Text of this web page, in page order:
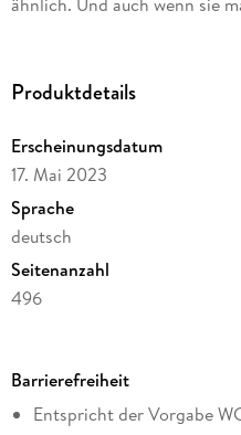
um ihren Sohn Randall
zwischen ihrer Familie und
aufzuleben. Von ihrem Ex-
Zocker, kann sie keine
Heimlich träumt sie vom
kann man sich in Mohawk
mit >Mohawk< eine kluge
voller Empathie und Humor.
Produktdetails
Erscheinungsdatum
17. Mai 2023
Sprache
deutsch
Seitenanzahl
496
Autor/Autorin
Richard Russo
Barrierefreiheit
Entspricht der Vorgabe